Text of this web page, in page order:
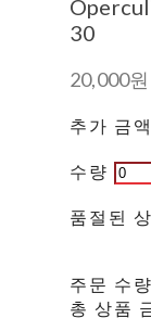
30
20,000원
추가 금액
수량
품절된
주문 수량
총 상품